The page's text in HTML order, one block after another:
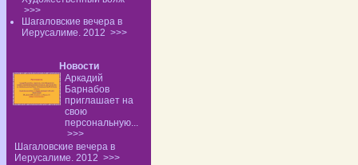
>>>
Шагаловские вечера в
Иерусалиме. 2012 >>>
Новости
Аркадий
Барнабов
приглашает на
свою
персональную...
>>>
Шагаловские вечера в
Иерусалиме. 2012 >>>